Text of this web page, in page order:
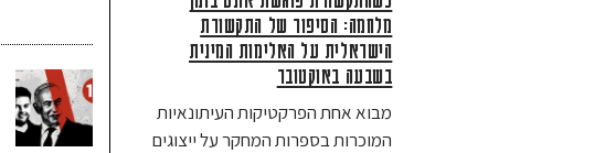
מלחמה: הסיפור של התקשורת
הישראלית על האלימות המינית
בשבעה באוקטובר
מבוא אחת הפרקטיקות העיתונאיות
המוכרות בספרות המחקר על ייצוגים